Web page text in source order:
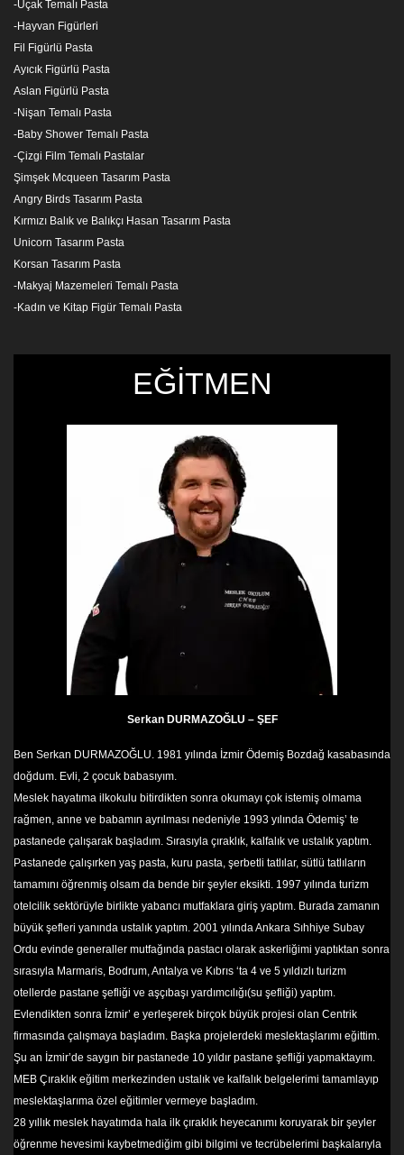
-Uçak Temalı Pasta
-Hayvan Figürleri
Fil Figürlü Pasta
Ayıcık Figürlü Pasta
Aslan Figürlü Pasta
-Nişan Temalı Pasta
-Baby Shower Temalı Pasta
-Çizgi Film Temalı Pastalar
Şimşek Mcqueen Tasarım Pasta
Angry Birds Tasarım Pasta
Kırmızı Balık ve Balıkçı Hasan Tasarım Pasta
Unicorn Tasarım Pasta
Korsan Tasarım Pasta
-Makyaj Mazemeleri Temalı Pasta
-Kadın ve Kitap Figür Temalı Pasta
EĞİTMEN
Serkan DURMAZOĞLU – ŞEF
Ben Serkan DURMAZOĞLU. 1981 yılında İzmir Ödemiş Bozdağ kasabasında
doğdum. Evli, 2 çocuk babasıyım.
Meslek hayatıma ilkokulu bitirdikten sonra okumayı çok istemiş olmama
rağmen, anne ve babamın ayrılması nedeniyle 1993 yılında Ödemiş’ te
pastanede çalışarak başladım. Sırasıyla çıraklık, kalfalık ve ustalık yaptım.
Pastanede çalışırken yaş pasta, kuru pasta, şerbetli tatlılar, sütlü tatlıların
tamamını öğrenmiş olsam da bende bir şeyler eksikti. 1997 yılında turizm
otelcilik sektörüyle birlikte yabancı mutfaklara giriş yaptım. Burada zamanın
büyük şefleri yanında ustalık yaptım. 2001 yılında Ankara Sıhhiye Subay
Ordu evinde generaller mutfağında pastacı olarak askerliğimi yaptıktan sonra
sırasıyla Marmaris, Bodrum, Antalya ve Kıbrıs ‘ta 4 ve 5 yıldızlı turizm
otellerde pastane şefliği ve aşçıbaşı yardımcılığı(su şefliği) yaptım.
Evlendikten sonra İzmir’ e yerleşerek birçok büyük projesi olan Centrik
firmasında çalışmaya başladım. Başka projelerdeki meslektaşlarımı eğittim.
Şu an İzmir’de saygın bir pastanede 10 yıldır pastane şefliği yapmaktayım.
MEB Çıraklık eğitim merkezinden ustalık ve kalfalık belgelerimi tamamlayıp
meslektaşlarıma özel eğitimler vermeye başladım.
28 yıllık meslek hayatımda hala ilk çıraklık heyecanımı koruyarak bir şeyler
öğrenme hevesimi kaybetmediğim gibi bilgimi ve tecrübelerimi başkalarıyla